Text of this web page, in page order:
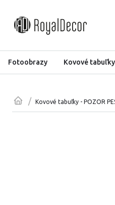
Fotoobrazy Kovové tabuľky
/ Kovové tabuľky - POZOR